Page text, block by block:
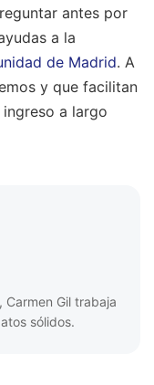
antes por
a la
de Madrid. A
y que facilitan
a largo
Gil trabaja
sólidos.